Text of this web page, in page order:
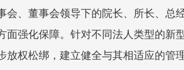
会、董事会领导下的院长、所长、
面强化保障。针对不同法人类型的
放权松绑，建立健全与其相适应的